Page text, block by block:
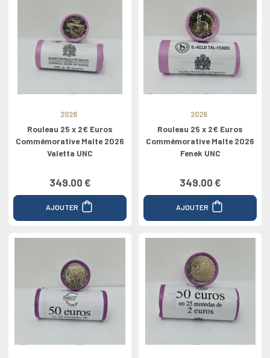
2026
Rouleau 25 x 2€ Euros
Commémorative Malte 2026
Valetta UNC
349.00 €
AJOUTER
2026
Rouleau 25 x 2€ Euros
Commémorative Malte 2026
Fenek UNC
349.00 €
AJOUTER